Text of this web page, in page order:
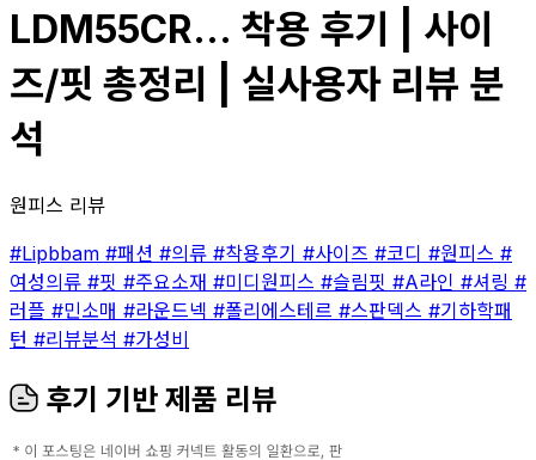
LDM55CR... 착용 후기 | 사이
즈/핏 총정리 | 실사용자 리뷰 분
석
원피스 리뷰
#Lipbbam #패션 #의류 #착용후기 #사이즈 #코디 #원피스 #
여성의류 #핏 #주요소재 #미디원피스 #슬림핏 #A라인 #셔링 #
러플 #민소매 #라운드넥 #폴리에스테르 #스판덱스 #기하학패
턴 #리뷰분석 #가성비
후기 기반 제품 리뷰